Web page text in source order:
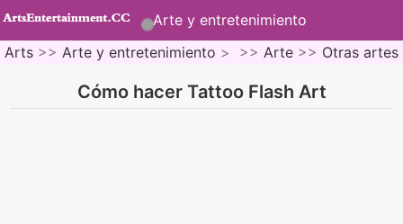
Arte y entretenimiento
Arts >> Arte y entretenimiento > >> Arte >> Otras artes
Cómo hacer Tattoo Flash Art